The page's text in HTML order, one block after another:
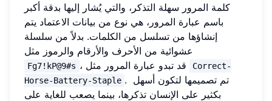
كلمة المرور سهلة التذكر، والتي يُشار إليها بدقة أكبر
باسم عبارة المرور، هي نوع من بيانات الاعتماد يتم
إنشاؤها من تسلسل من الكلمات. بدلاً من سلسلة
عشوائية من الأحرف والأرقام والرموز مثل
Fg7!kP@9#s
Correct-
Horse-Battery-Staple . تم تصميمها لتكون أسهل
بكثير على الإنسان تذكرها، بينما يصعب للغاية على